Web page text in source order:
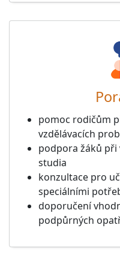
pomoc rodičům
vzdělávacích
podpora žáků při
studia
konzultace pro
speciálními
doporučení
podpůrných